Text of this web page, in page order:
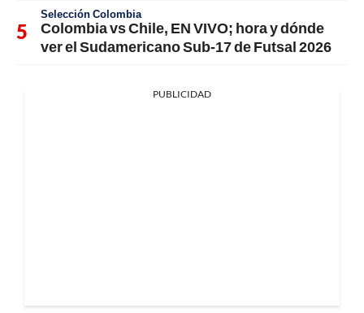
Selección Colombia
Colombia vs Chile, EN VIVO; hora y dónde
ver el Sudamericano Sub-17 de Futsal 2026
PUBLICIDAD